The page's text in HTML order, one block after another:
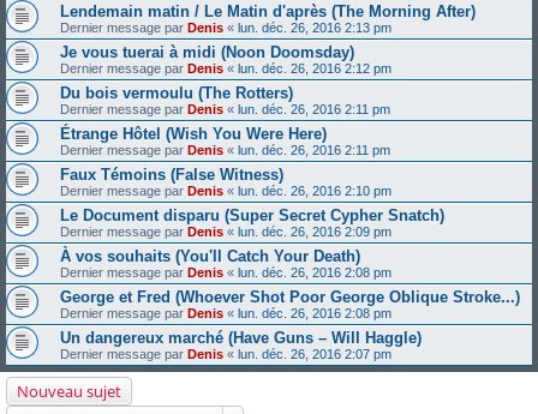
Lendemain matin / Le Matin d'après (The Morning After)
Dernier message par Denis « lun. déc. 26, 2016 2:13 pm
Je vous tuerai à midi (Noon Doomsday)
Dernier message par Denis « lun. déc. 26, 2016 2:12 pm
Du bois vermoulu (The Rotters)
Dernier message par Denis « lun. déc. 26, 2016 2:11 pm
Étrange Hôtel (Wish You Were Here)
Dernier message par Denis « lun. déc. 26, 2016 2:11 pm
Faux Témoins (False Witness)
Dernier message par Denis « lun. déc. 26, 2016 2:10 pm
Le Document disparu (Super Secret Cypher Snatch)
Dernier message par Denis « lun. déc. 26, 2016 2:09 pm
À vos souhaits (You'll Catch Your Death)
Dernier message par Denis « lun. déc. 26, 2016 2:08 pm
George et Fred (Whoever Shot Poor George Oblique Stroke...)
Dernier message par Denis « lun. déc. 26, 2016 2:08 pm
Un dangereux marché (Have Guns – Will Haggle)
Dernier message par Denis « lun. déc. 26, 2016 2:07 pm
Nouveau sujet